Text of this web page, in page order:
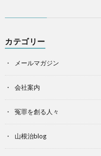
カテゴリー
メールマガジン
会社案内
冤罪を創る人々
山根治blog